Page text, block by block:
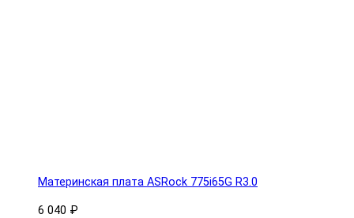
Материнская плата ASRock 775i65G R3.0
6 040 ₽